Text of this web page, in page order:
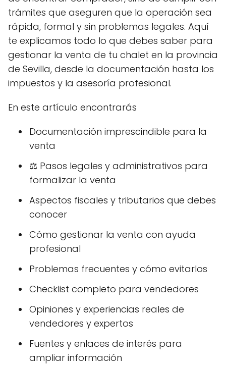
trámites que aseguren que la operación sea
rápida, formal y sin problemas legales. Aquí
te explicamos todo lo que debes saber para
gestionar la venta de tu chalet en la provincia
de Sevilla, desde la documentación hasta los
impuestos y la asesoría profesional.
En este artículo encontrarás
Documentación imprescindible para la
venta
⚖️ Pasos legales y administrativos para
formalizar la venta
Aspectos fiscales y tributarios que debes
conocer
Cómo gestionar la venta con ayuda
profesional
Problemas frecuentes y cómo evitarlos
Checklist completo para vendedores
Opiniones y experiencias reales de
vendedores y expertos
Fuentes y enlaces de interés para
ampliar información